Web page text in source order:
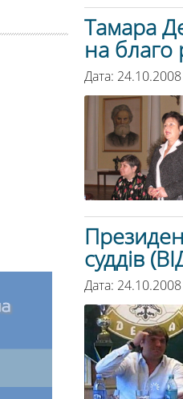
Тамара
на благо
Дата:
суддів
Дата: